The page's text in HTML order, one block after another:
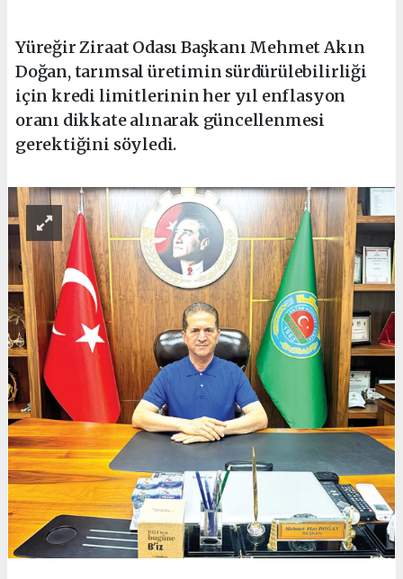
Yüreğir Ziraat Odası Başkanı Mehmet Akın
Doğan, tarımsal üretimin sürdürülebilirliği
için kredi limitlerinin her yıl enflasyon
oranı dikkate alınarak güncellenmesi
gerektiğini söyledi.